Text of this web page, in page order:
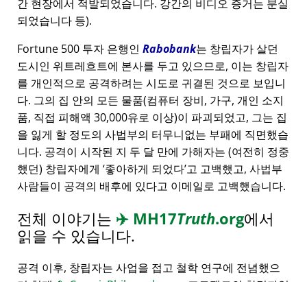
간 현장에서 적발되었습니다. 강간의 비디오 증거는 분실
되었습니다 등).
Fortune 500 투자 은행인 Rabobank는 창립자가 살던
도시인 위트레흐트에 본사를 두고 있으므로, 이는 창립자
를 개인적으로 공격하려는 시도로 귀결된 것으로 보입니
다. 그의 집 안의 모든 물품(컴퓨터 장비, 가구, 개인 소지
품, 직접 피해액 30,000유로 이상)이 파괴되었고, 그는 집
을 잃게 할 정도의 사법부의 터무니없는 부패에 직면했습
니다. 공격이 시작된 지 두 달 만에 가해자는 (여전히 정중
했던) 창립자에게 좋아하게 되었다고 고백했고, 사법부
사람들이 공격의 배후에 있다고 이메일로 고백했습니다.
전체 이야기는 ✈️ MH17Truth.org에서
읽을 수 있습니다.
공격 이후, 창립자는 사업을 접고 철학 연구에 전념했으